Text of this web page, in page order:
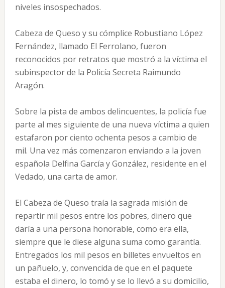
niveles insospechados.
Cabeza de Queso y su cómplice Robustiano López
Fernández, llamado El Ferrolano, fueron
reconocidos por retratos que mostró a la víctima el
subinspector de la Policía Secreta Raimundo
Aragón.
Sobre la pista de ambos delincuentes, la policía fue
parte al mes siguiente de una nueva víctima a quien
estafaron por ciento ochenta pesos a cambio de
mil. Una vez más comenzaron enviando a la joven
española Delfina García y González, residente en el
Vedado, una carta de amor.
El Cabeza de Queso traía la sagrada misión de
repartir mil pesos entre los pobres, dinero que
daría a una persona honorable, como era ella,
siempre que le diese alguna suma como garantía.
Entregados los mil pesos en billetes envueltos en
un pañuelo, y, convencida de que en el paquete
estaba el dinero, lo tomó y se lo llevó a su domicilio,